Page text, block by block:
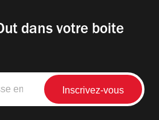
dans votre boite